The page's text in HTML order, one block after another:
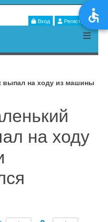
Вход Регистрация
выпал на ходу из машины
на ходу